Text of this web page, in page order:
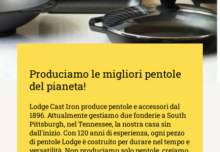
Produciamo le migliori pentole
del pianeta!
Lodge Cast Iron produce pentole e accessori dal
1896. Attualmente gestiamo due fonderie a South
Pittsburgh, nel Tennessee, la nostra casa sin
dall'inizio. Con 120 anni di esperienza, ogni pezzo
di pentole Lodge è costruito per durare nel tempo e